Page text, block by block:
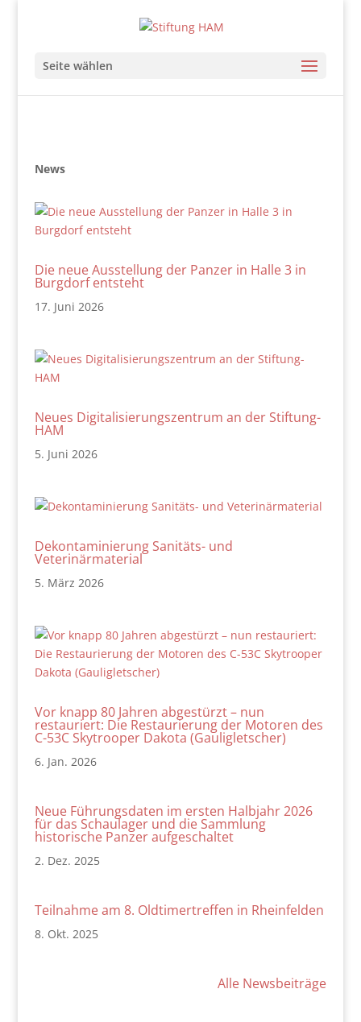
Seite wählen
News
Die neue Ausstellung der Panzer in Halle 3 in
Burgdorf entsteht
17. Juni 2026
Neues Digitalisierungszentrum an der Stiftung-
HAM
5. Juni 2026
Dekontaminierung Sanitäts- und
Veterinärmaterial
5. März 2026
Vor knapp 80 Jahren abgestürzt – nun
restauriert: Die Restaurierung der Motoren des
C-53C Skytrooper Dakota (Gauligletscher)
6. Jan. 2026
Neue Führungsdaten im ersten Halbjahr 2026
für das Schaulager und die Sammlung
historische Panzer aufgeschaltet
2. Dez. 2025
Teilnahme am 8. Oldtimertreffen in Rheinfelden
8. Okt. 2025
Alle Newsbeiträge